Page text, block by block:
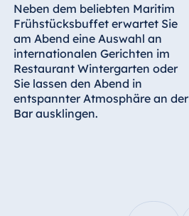
Neben dem beliebten Maritim
Frühstücksbuffet erwartet Sie
am Abend eine Auswahl an
internationalen Gerichten im
Restaurant Wintergarten oder
Sie lassen den Abend in
entspannter Atmosphäre an der
Bar ausklingen.